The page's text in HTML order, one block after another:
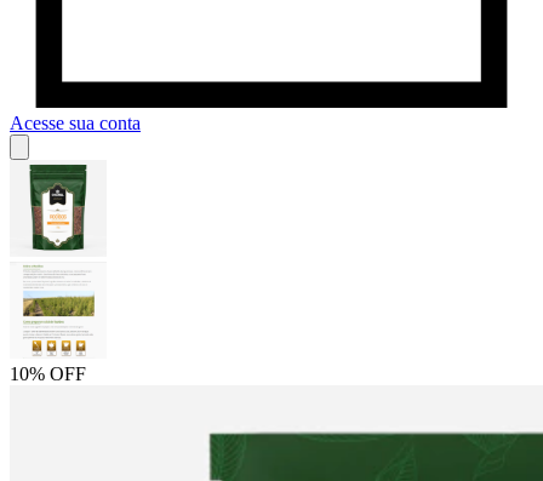
Acesse sua conta
10% OFF